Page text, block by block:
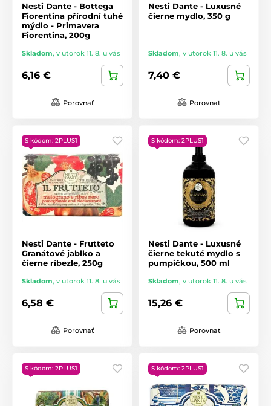
Nesti Dante - Bottega
Fiorentina přírodní tuhé
mýdlo - Primavera
Fiorentina, 200g
Skladom, v utorok 11. 8. u vás
6,16 €
Porovnať
Nesti Dante - Luxusné
čierne mydlo, 350 g
Skladom, v utorok 11. 8. u vás
7,40 €
Porovnať
S kódom: 2PLUS1
Nesti Dante - Frutteto
Granátové jablko a
čierne ríbezle, 250g
Skladom, v utorok 11. 8. u vás
6,58 €
Porovnať
S kódom: 2PLUS1
Nesti Dante - Luxusné
čierne tekuté mydlo s
pumpičkou, 500 ml
Skladom, v utorok 11. 8. u vás
15,26 €
Porovnať
S kódom: 2PLUS1 S kódom: 2PLUS1